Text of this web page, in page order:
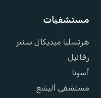
مستشفيات
هرتسليا ميديكال سنتر
رفائيل
أسوتا
مستشفى أليشع